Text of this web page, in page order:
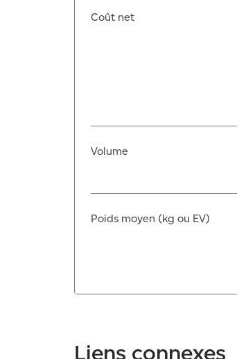
Coût net
Volume
Poids moyen (kg ou EV)
Liens connexes